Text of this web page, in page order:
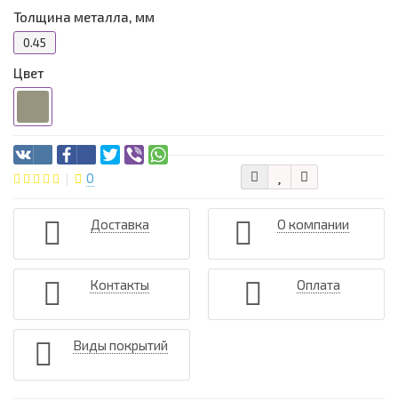
Толщина металла, мм
0.45
Цвет
0
Доставка О компании
Контакты Оплата
Виды покрытий